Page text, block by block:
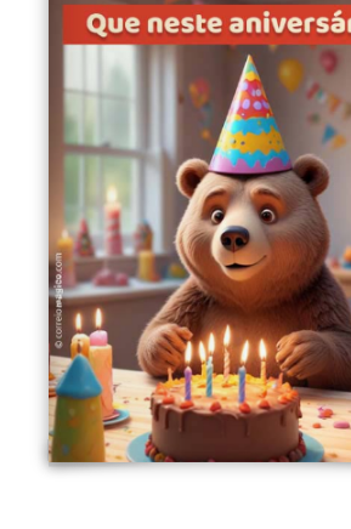
Aqui vai sua mensagem pessoal
Sua assinatura